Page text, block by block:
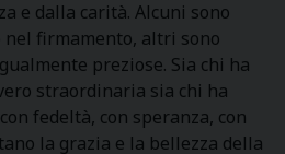
e dalla carità. Alcuni sono
firmamento, altri sono
preziose. Sia chi ha
straordinaria sia chi ha
fedeltà, con speranza, con
la grazia e la bellezza della